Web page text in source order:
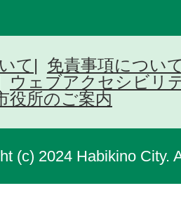
て
免責事項につい
ウェブアクセシビリ
役所のご案内
(c) 2024 Habikino City.